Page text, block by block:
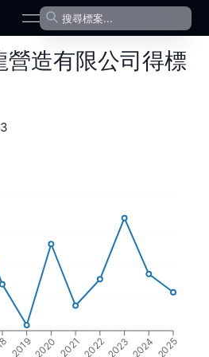
open navigation menu
營造有限公司得標
20192020 2021202220232024 2025